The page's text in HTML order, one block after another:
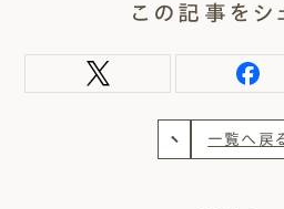
この記事をシ
一覧へ戻